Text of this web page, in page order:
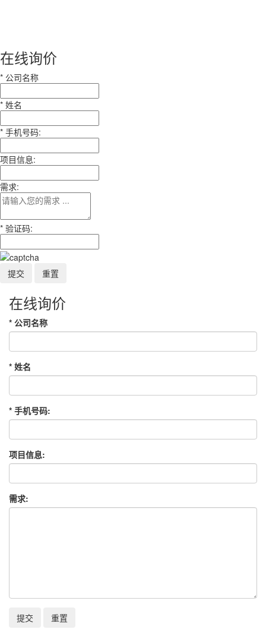
在线询价
* 公司名称
* 姓名
* 手机号码:
项目信息:
需求:
* 验证码:
在线询价
* 公司名称
* 姓名
* 手机号码:
项目信息:
需求:
提交 重置